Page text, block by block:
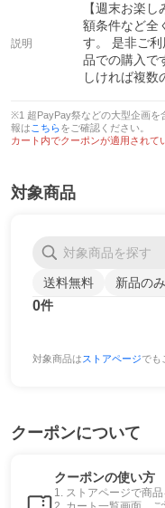
説明
【週末お楽
額条件など全
す。 是非ご
品での購入で
しければ複数
※1 超PayPay祭などの大型企画を
報は こちらをご確認ください。
カート内でクーポンが適用されて
対象商品
送料無料 新品のみ
0件
対象商品はストアページでも
クーポンについて
クーポンの使い方
1. ストアページで商品